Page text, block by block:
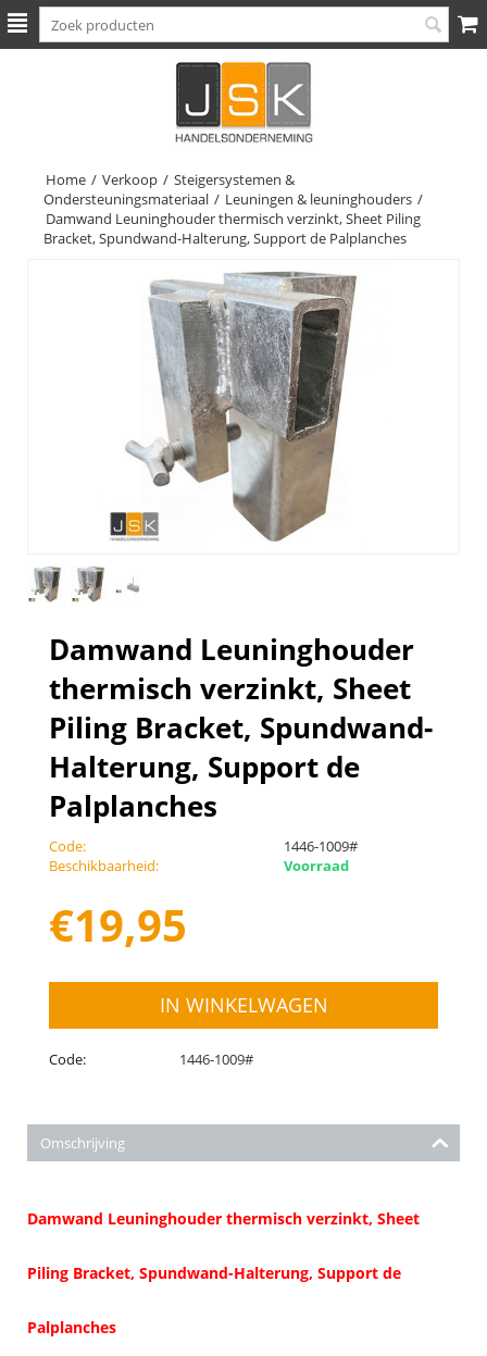
Home / Verkoop / Steigersystemen &
Ondersteuningsmateriaal / Leuningen & leuninghouders /
Damwand Leuninghouder thermisch verzinkt, Sheet Piling
Bracket, Spundwand-Halterung, Support de Palplanches
Damwand Leuninghouder
thermisch verzinkt, Sheet
Piling Bracket, Spundwand-
Halterung, Support de
Palplanches
Code:
1446-1009#
Beschikbaarheid:
Voorraad
€19,95
IN WINKELWAGEN
Code: 1446-1009#
Omschrijving
Damwand Leuninghouder thermisch verzinkt, Sheet
Piling Bracket, Spundwand-Halterung, Support de
Palplanches